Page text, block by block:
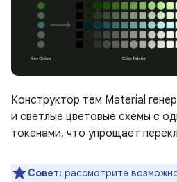
Конструктор тем Material
и светлые цветовые схемы с
токенами, что упрощает
Совет: рассмотрите